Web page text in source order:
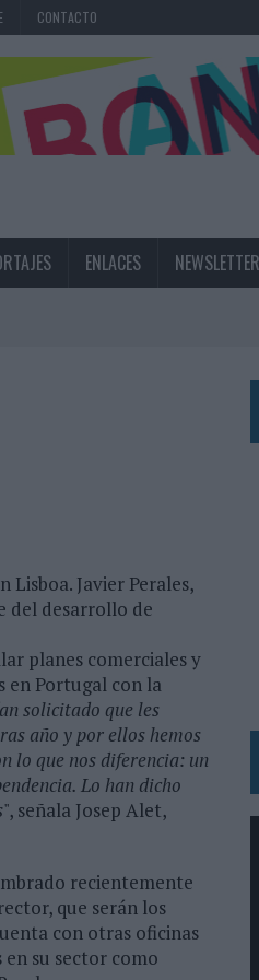
CONTACTO
ENLACES NEWSLETTER
MÁS UTILIZADO
DOS CARAS DE LA MISMA
Javier Perales,
del desarrollo de
planes comerciales y
en Portugal con la
solicitado que les
año y por ellos hemos
lo que nos diferencia: un
Lo han dicho
", señala Josep Alet,
recientemente
que serán los
con otras oficinas
su sector como